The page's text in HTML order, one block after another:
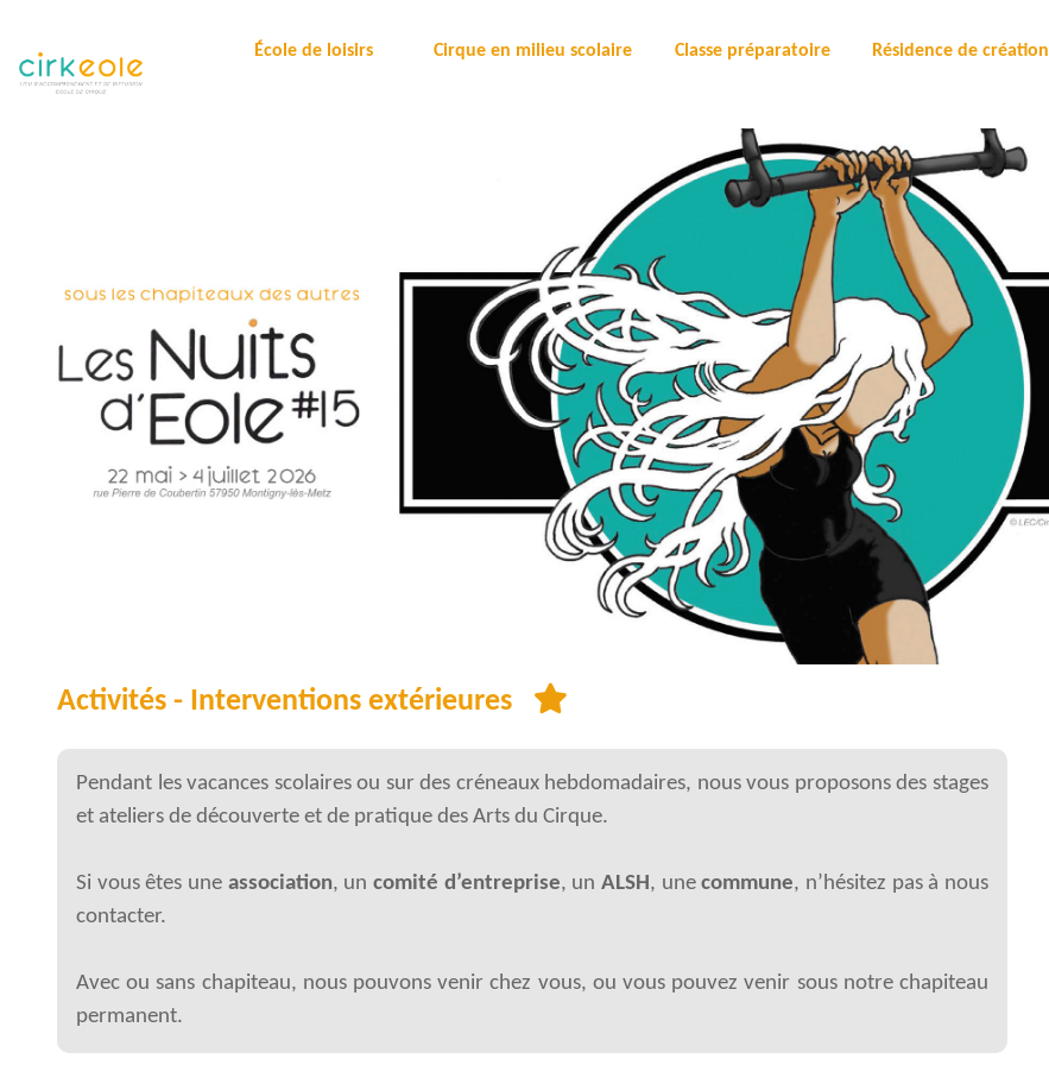
École de loisirs Cirque en milieu scolaire Classe préparatoire Résidence de création
Activités - Interventions extérieures
Pendant les vacances scolaires ou sur des créneaux hebdomadaires, nous vous proposons des stages
et ateliers de découverte et de pratique des Arts du Cirque.
Si vous êtes une association, uncomité d’entreprise, unALSH , unecommune, n’hésitez pas à nous
contacter.
Avec ou sans chapiteau, nous pouvons venir chez vous, ou vous pouvez venir sous notre chapiteau
permanent.